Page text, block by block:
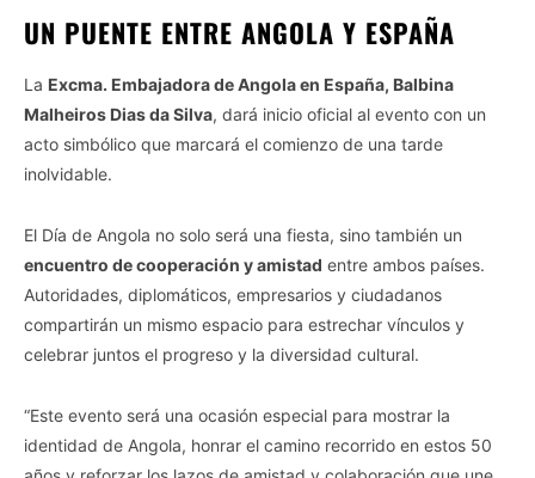
UN PUENTE ENTRE ANGOLA Y ESPAÑA
La Excma. Embajadora de Angola en España, Balbina
Malheiros Dias da Silva, dará inicio oficial al evento con un
acto simbólico que marcará el comienzo de una tarde
inolvidable.
El Día de Angola no solo será una fiesta, sino también un
encuentro de cooperación y amistad entre ambos países.
Autoridades, diplomáticos, empresarios y ciudadanos
compartirán un mismo espacio para estrechar vínculos y
celebrar juntos el progreso y la diversidad cultural.
“Este evento será una ocasión especial para mostrar la
identidad de Angola, honrar el camino recorrido en estos 50